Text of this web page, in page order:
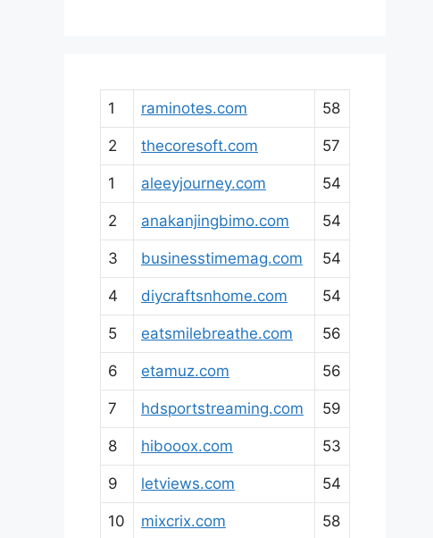
1 raminotes.com 58
2 thecoresoft.com 57
1 aleeyjourney.com 54
2 anakanjingbimo.com 54
3 businesstimemag.com 54
4 diycraftsnhome.com 54
5 eatsmilebreathe.com 56
6 etamuz.com 56
7 hdsportstreaming.com 59
8 hibooox.com 53
9 letviews.com 54
10 mixcrix.com 58